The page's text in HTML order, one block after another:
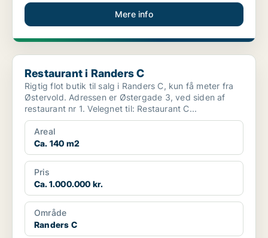
Mere info
Restaurant i Randers C
Restaurant i Randers C
Rigtig flot butik til salg i Randers C, kun få meter fra
Østervold. Adressen er Østergade 3, ved siden af
restaurant nr 1. Velegnet til: Restaurant C...
Areal
Ca. 140 m2
Pris
Ca. 1.000.000 kr.
Område
Randers C